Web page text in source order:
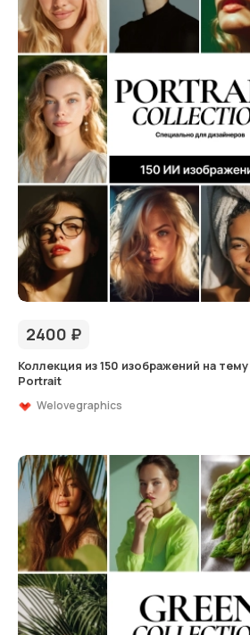
2400 ₽
Коллекция из 150 изображений на
Portrait
Welovegraphics